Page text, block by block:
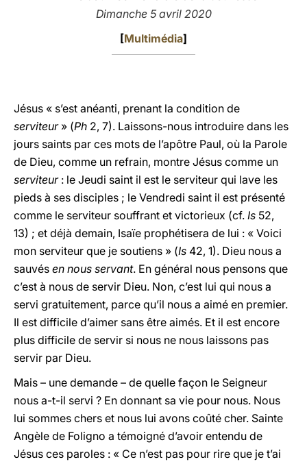
Dimanche 5 avril 2020
[Multimédia]
Jésus « s’est anéanti, prenant la condition de
serviteur» (Ph 2, 7). Laissons-nous introduire dans les
jours saints par ces mots de l’apôtre Paul, où la Parole
de Dieu, comme un refrain, montre Jésus comme un
serviteur : le Jeudi saint il est le serviteur qui lave les
pieds à ses disciples ; le Vendredi saint il est présenté
comme le serviteur souffrant et victorieux (cf. Is 52,
13) ; et déjà demain, Isaïe prophétisera de lui : « Voici
mon serviteur que je soutiens » (Is 42, 1). Dieu nous a
sauvés en nous servant. En général nous pensons que
c’est à nous de servir Dieu. Non, c’est lui qui nous a
servi gratuitement, parce qu’il nous a aimé en premier.
Il est difficile d’aimer sans être aimés. Et il est encore
plus difficile de servir si nous ne nous laissons pas
servir par Dieu.
Mais – une demande – de quelle façon le Seigneur
nous a-t-il servi ? En donnant sa vie pour nous. Nous
lui sommes chers et nous lui avons coûté cher. Sainte
Angèle de Foligno a témoigné d’avoir entendu de
Jésus ces paroles : « Ce n’est pas pour rire que je t’ai